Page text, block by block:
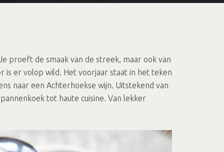
proeft de smaak van de streek, maar ook van
is er volop wild. Het voorjaar staat in het teken
naar een Achterhoekse wijn. Uitstekend van
tot haute cuisine. Van lekker